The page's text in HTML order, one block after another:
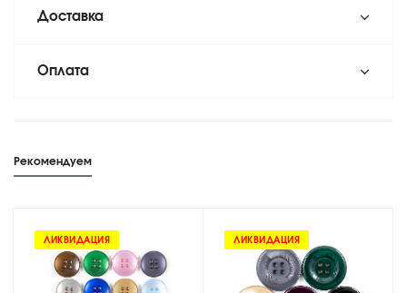
Доставка
Оплата
Рекомендуем
ЛИКВИДАЦИЯ ЛИКВИДАЦИЯ